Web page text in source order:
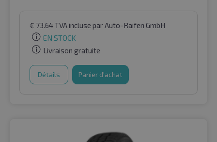
€ 73.64TVA incluse par Auto-Raifen GmbH
EN STOCK
Livraison gratuite
Détails Panier d'achat